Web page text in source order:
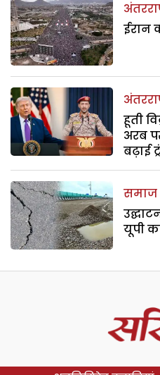
ईरान
हूती
अरब
बढ़ाई
समाज
यूपी